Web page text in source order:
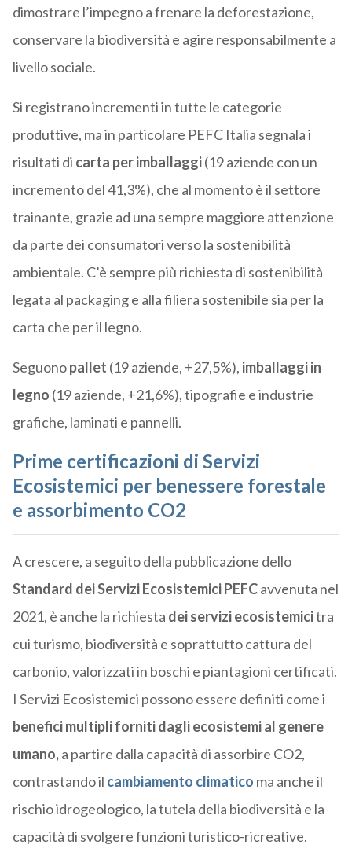
dimostrare l’impegno a frenare la deforestazione,
conservare la biodiversità e agire responsabilmente a
livello sociale.
Si registrano incrementi in tutte le categorie
produttive, ma in particolare PEFC Italia segnala i
risultati di carta per imballaggi(19 aziende con un
incremento del 41,3%), che al momento è il settore
trainante, grazie ad una sempre maggiore attenzione
da parte dei consumatori verso la sostenibilità
ambientale. C’è sempre più richiesta di sostenibilità
legata al packaging e alla filiera sostenibile sia per la
carta che per il legno.
Seguonopallet (19 aziende, +27,5%), imballaggi in
legno (19 aziende, +21,6%), tipografie e industrie
grafiche, laminati e pannelli.
Prime certificazioni di Servizi
Ecosistemici per benessere forestale
e assorbimento CO2
A crescere, a seguito della pubblicazione dello
Standard dei Servizi Ecosistemici PEFCavvenuta nel
2021, è anche la richiesta dei servizi ecosistemicitra
cui turismo, biodiversità e soprattutto cattura del
carbonio, valorizzati in boschi e piantagioni certificati.
I Servizi Ecosistemici possono essere definiti come i
benefici multipli forniti dagli ecosistemi al genere
umano,a partire dalla capacità di assorbire CO2,
contrastando il cambiamento climatico ma anche il
rischio idrogeologico, la tutela della biodiversità e la
capacità di svolgere funzioni turistico-ricreative.